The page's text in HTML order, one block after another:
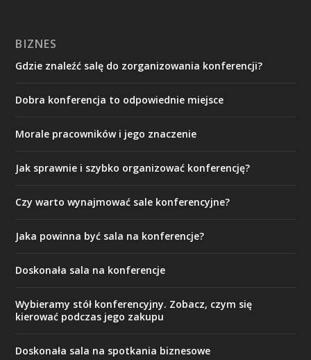
BIZNES
Gdzie znaleźć salę do zorganizowania konferencji?
Dobra konferencja to odpowiednie miejsce
Morale pracowników i jego znaczenie
Jak sprawnie i szybko organizować konferencję?
Czy warto wynajmować sale konferencyjne?
Jaka powinna być sala na konferencje?
Doskonała sala na konferencje
Wybieramy stół konferencyjny. Zobacz, czym się
kierować podczas jego zakupu
Doskonała sala na spotkania biznesowe